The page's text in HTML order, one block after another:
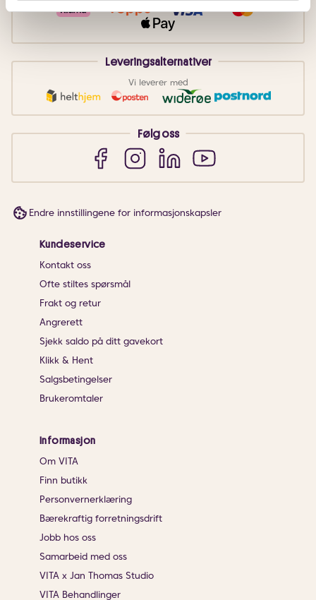
Leveringsalternativer
Vi leverer med
Følg oss
Endre innstillingene for informasjonskapsler
Kundeservice
Kontakt oss
Ofte stiltes spørsmål
Frakt og retur
Angrerett
Sjekk saldo på ditt gavekort
Klikk & Hent
Salgsbetingelser
Brukeromtaler
Informasjon
Om VITA
Finn butikk
Personvernerklæring
Bærekraftig forretningsdrift
Jobb hos oss
Samarbeid med oss
VITA x Jan Thomas Studio
VITA Behandlinger